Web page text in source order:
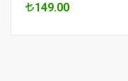
149.00